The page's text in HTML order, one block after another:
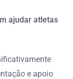
ajudar atletas
e apoio